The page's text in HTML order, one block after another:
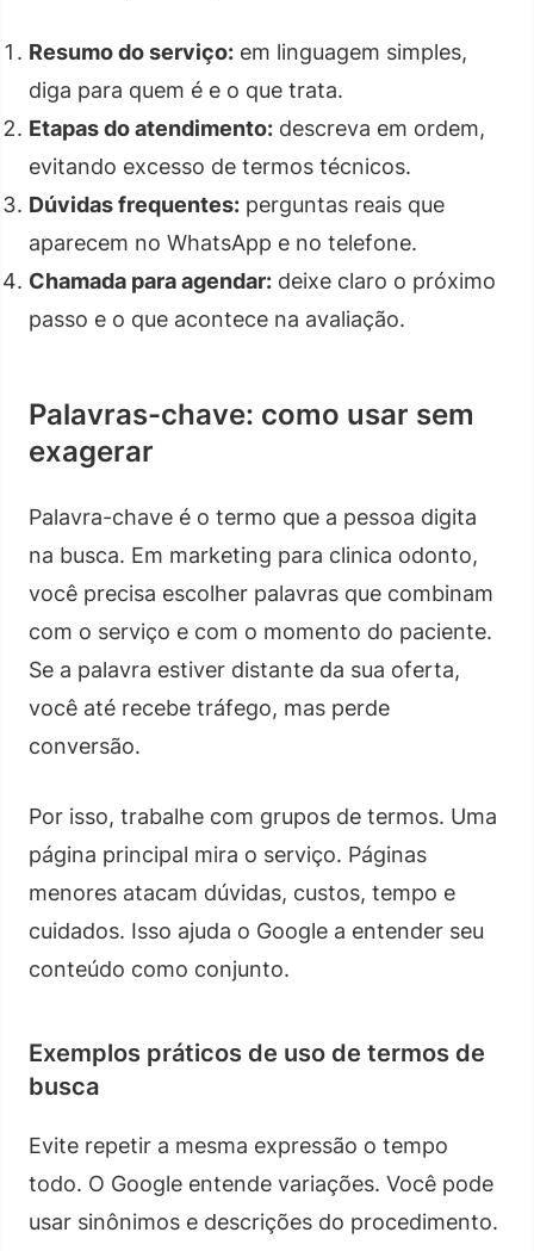
Resumo do serviço: em linguagem simples,
diga para quem é e o que trata.
Etapas do atendimento: descreva em ordem,
evitando excesso de termos técnicos.
Dúvidas frequentes: perguntas reais que
aparecem no WhatsApp e no telefone.
Chamada para agendar: deixe claro o próximo
passo e o que acontece na avaliação.
Palavras-chave: como usar sem
exagerar
Palavra-chave é o termo que a pessoa digita
na busca. Em marketing para clinica odonto,
você precisa escolher palavras que combinam
com o serviço e com o momento do paciente.
Se a palavra estiver distante da sua oferta,
você até recebe tráfego, mas perde
conversão.
Por isso, trabalhe com grupos de termos. Uma
página principal mira o serviço. Páginas
menores atacam dúvidas, custos, tempo e
cuidados. Isso ajuda o Google a entender seu
conteúdo como conjunto.
Exemplos práticos de uso de termos de
busca
Evite repetir a mesma expressão o tempo
todo. O Google entende variações. Você pode
usar sinônimos e descrições do procedimento.